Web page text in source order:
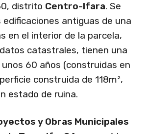
distrito Centro-Ifara. Se
antiguas de una
en el interior de la parcela,
catastrales, tienen una
60 años (construidas en
construida de 118m²,
estado de ruina.
y Obras Municipales